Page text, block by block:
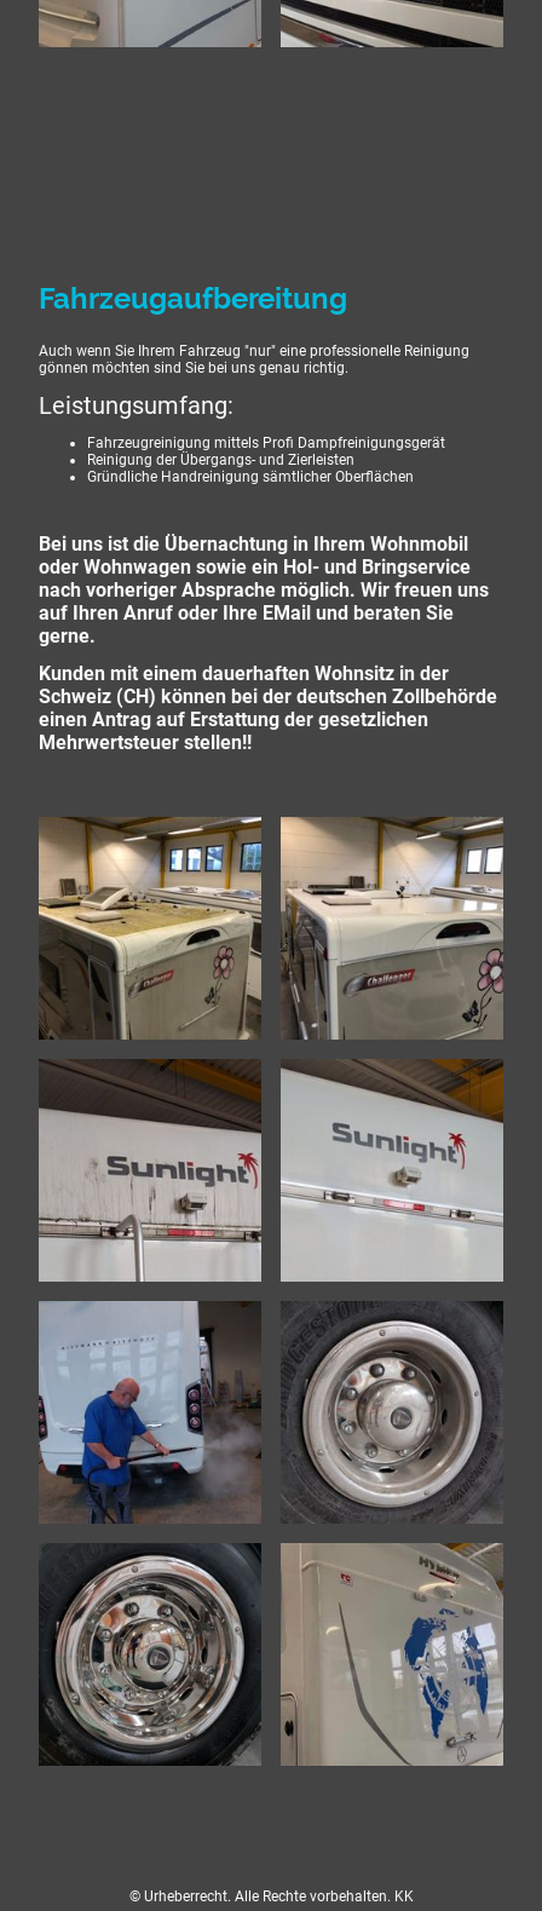
Fahrzeugaufbereitung
Auch wenn Sie Ihrem Fahrzeug "nur" eine professionelle Reinigung
gönnen möchten sind Sie bei uns genau richtig.
Leistungsumfang:
Fahrzeugreinigung mittels Profi Dampfreinigungsgerät
Reinigung der Übergangs- und Zierleisten
Gründliche Handreinigung sämtlicher Oberflächen
Bei uns ist die Übernachtung in Ihrem Wohnmobil
oder Wohnwagen sowie ein Hol- und Bringservice
nach vorheriger Absprache möglich. Wir freuen uns
auf Ihren Anruf oder Ihre EMail und beraten Sie
gerne.
Kunden mit einem dauerhaften Wohnsitz in der
Schweiz (CH) können bei der deutschen Zollbehörde
einen Antrag auf Erstattung der gesetzlichen
Mehrwertsteuer stellen!!
© Urheberrecht. Alle Rechte vorbehalten. KK